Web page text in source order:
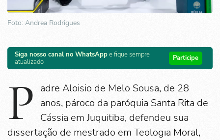
Foto: Andrea Rodrigues
Siga nosso canal no WhatsAppe fique sempre
atualizado
Participe
P adre Aloisio de Melo Sousa, de 28
anos, pároco da paróquia Santa Rita de
Cássia em Juquitiba, defendeu sua
dissertação de mestrado em Teologia Moral,